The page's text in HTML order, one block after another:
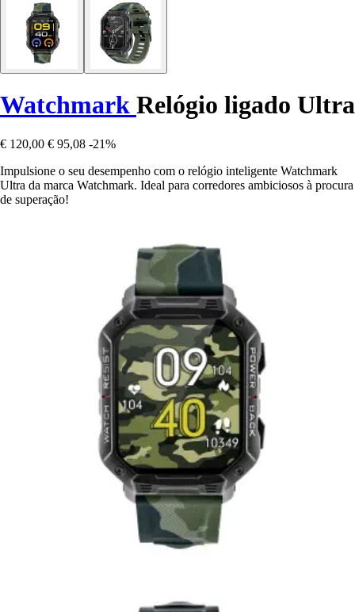
Watchmark Relógio ligado Ultra
€ 120,00 € 95,08 -21%
Impulsione o seu desempenho com o relógio inteligente Watchmark
Ultra da marca Watchmark. Ideal para corredores ambiciosos à procura
de superação!